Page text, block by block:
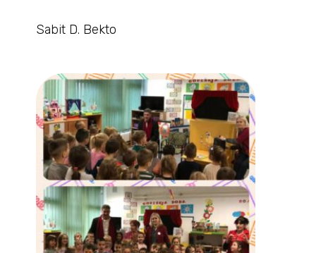
Sabit D. Bekto